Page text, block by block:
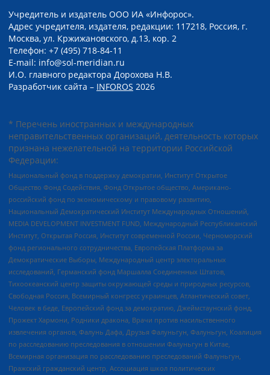
Учредитель и издатель ООО ИА «Инфорос».
Адрес учредителя, издателя, редакции: 117218, Россия, г.
Москва, ул. Кржижановского, д.13, кор. 2
Телефон: +7 (495) 718-84-11
E-mail: info@sol-meridian.ru
И.О. главного редактора Дорохова Н.В.
Разработчик сайта – INFOROS 2026
* Перечень иностранных и международных
неправительственных организаций, деятельность которых
признана нежелательной на территории Российской
Федерации:
Национальный фонд в поддержку демократии, Институт Открытое
Общество Фонд Содействия, Фонд Открытое общество, Американо-
российский фонд по экономическому и правовому развитию,
Национальный Демократический Институт Международных Отношений,
MEDIA DEVELOPMENT INVESTMENT FUND, Международный Республиканский
Институт, Открытая Россия, Институт современной России, Черноморский
фонд регионального сотрудничества, Европейская Платформа за
Демократические Выборы, Международный центр электоральных
исследований, Германский фонд Маршалла Соединенных Штатов,
Тихоокеанский центр защиты окружающей среды и природных ресурсов,
Свободная Россия, Всемирный конгресс украинцев, Атлантический совет,
Человек в беде, Европейский фонд за демократию, Джеймстаунский фонд,
Прожект Хармони, Родники дракона, Врачи против насильственного
извлечения органов, Фалунь Дафа, Друзья Фалуньгун, Фалуньгун, Коалиция
по расследованию преследования в отношении Фалуньгун в Китае,
Всемирная организация по расследованию преследований Фалуньгун,
Пражский гражданский центр, Ассоциация школ политических